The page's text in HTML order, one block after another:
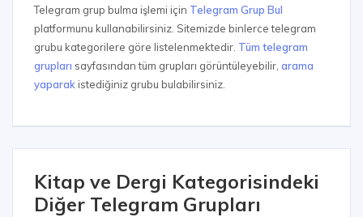
Telegram grup bulma işlemi için Telegram Grup Bul
platformunu kullanabilirsiniz. Sitemizde binlerce telegram
grubu kategorilere göre listelenmektedir. Tüm telegram
grupları sayfasından tüm grupları görüntüleyebilir, arama
yaparak istediğiniz grubu bulabilirsiniz.
Kitap ve Dergi Kategorisindeki
Diğer Telegram Grupları